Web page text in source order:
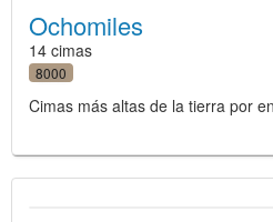
Ochomiles
14 cimas
8000
Cimas más altas de la tierra por